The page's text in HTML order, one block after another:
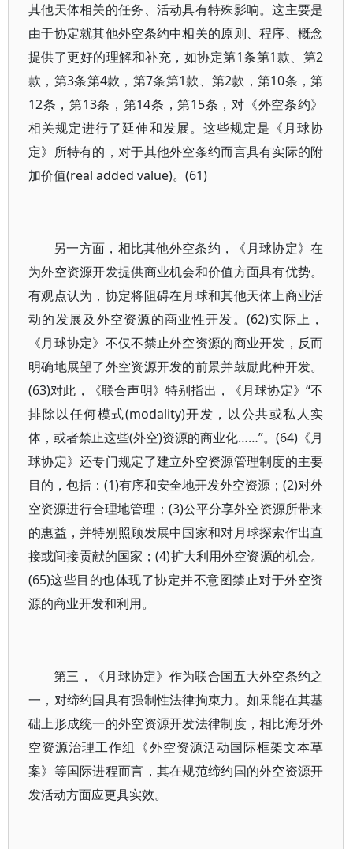
其他天体相关的任务、活动具有特殊影响。这主要是
由于协定就其他外空条约中相关的原则、程序、概念
提供了更好的理解和补充，如协定第1条第1款、第2
款，第3条第4款，第7条第1款、第2款，第10条，第
12条，第13条，第14条，第15条，对《外空条约》
相关规定进行了延伸和发展。这些规定是《月球协
定》所特有的，对于其他外空条约而言具有实际的附
加价值(real added value)。(61)
另一方面，相比其他外空条约，《月球协定》在
为外空资源开发提供商业机会和价值方面具有优势。
有观点认为，协定将阻碍在月球和其他天体上商业活
动的发展及外空资源的商业性开发。(62)实际上，
《月球协定》不仅不禁止外空资源的商业开发，反而
明确地展望了外空资源开发的前景并鼓励此种开发。
(63)对此，《联合声明》特别指出，《月球协定》“不
排除以任何模式(modality)开发，以公共或私人实
体，或者禁止这些(外空)资源的商业化……”。(64)《月
球协定》还专门规定了建立外空资源管理制度的主要
目的，包括：(1)有序和安全地开发外空资源；(2)对外
空资源进行合理地管理；(3)公平分享外空资源所带来
的惠益，并特别照顾发展中国家和对月球探索作出直
接或间接贡献的国家；(4)扩大利用外空资源的机会。
(65)这些目的也体现了协定并不意图禁止对于外空资
源的商业开发和利用。
第三，《月球协定》作为联合国五大外空条约之
一，对缔约国具有强制性法律拘束力。如果能在其基
础上形成统一的外空资源开发法律制度，相比海牙外
空资源治理工作组《外空资源活动国际框架文本草
案》等国际进程而言，其在规范缔约国的外空资源开
发活动方面应更具实效。